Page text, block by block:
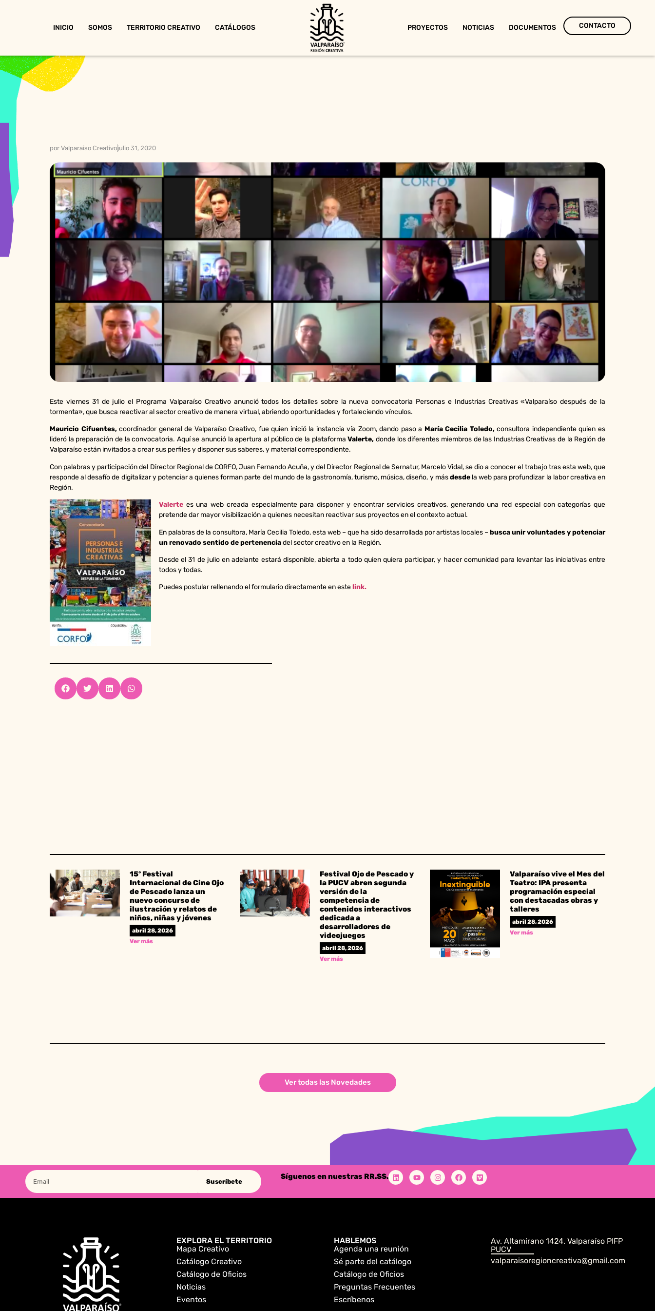
INICIO SOMOS TERRITORIO CREATIVO CATÁLOGOS PROYECTOS NOTICIAS DOCUMENTOS CONTACTO
por Valparaiso Creativojulio 31, 2020
Este viernes 31 de julio el Programa Valparaíso Creativo anunció todos los detalles sobre la nueva convocatoria Personas e Industrias Creativas «Valparaíso después de la
tormenta»,que busca reactivar al sector creativo de manera virtual, abriendo oportunidades y fortaleciendo vínculos.
Mauricio Cifuentes,coordinador general de Valparaíso Creativo, fue quien inició la instancia vía Zoom, dando paso a María Cecilia Toledo,consultora independiente quien es
lideró la preparación de la convocatoria. Aquí se anunció la apertura al público de la plataformaValerte, donde los diferentes miembros de las Industrias Creativas de la Región de
Valparaíso están invitados a crear sus perfiles y disponer sus saberes, y material correspondiente.
Con palabras y participación del Director Regional de CORFO, Juan Fernando Acuña, y del Director Regional de Sernatur, Marcelo Vidal, se dio a conocer el trabajo tras esta web, que
responde al desafío de digitalizar y potenciar a quienes forman parte del mundo de la gastronomía, turismo, música, diseño, y másdesde la web para profundizar la labor creativa en
Región.
Valerte es una web creada especialmente para disponer y encontrar servicios creativos, generando una red especial con categorías que
pretende dar mayor visibilización a quienes necesitan reactivar sus proyectos en el contexto actual.
En palabras de la consultora, María Cecilia Toledo, esta web – que ha sido desarrollada por artistas locales – busca unir voluntades y potenciar
un renovado sentido de pertenenciadel sector creativo en la Región.
Desde el 31 de julio en adelante estará disponible, abierta a todo quien quiera participar, y hacer comunidad para levantar las iniciativas entre
todos y todas.
Puedes postular rellenando el formulario directamente en estelink.
15º Festival
Internacional de Cine Ojo
de Pescado lanza un
nuevo concurso de
ilustración y relatos de
niños, niñas y jóvenes
abril 28, 2026
Ver más
Festival Ojo de Pescado y
la PUCV abren segunda
versión de la
competencia de
contenidos interactivos
dedicada a
desarrolladores de
videojuegos
abril 28, 2026
Ver más
Valparaíso vive el Mes del
Teatro: IPA presenta
programación especial
con destacadas obras y
talleres
abril 28, 2026
Ver más
Ver todas las Novedades
Suscríbete
Síguenos en nuestras RR.SS.
EXPLORA EL TERRITORIO
Mapa Creativo
Catálogo Creativo
Catálogo de Oficios
Noticias
Eventos
HABLEMOS
Agenda una reunión
Sé parte del catálogo
Catálogo de Oficios
Preguntas Frecuentes
Escríbenos
Av. Altamirano 1424. Valparaíso PIFP
PUCV
valparaisoregioncreativa@gmail.com